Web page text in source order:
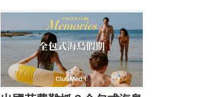
攻投顧、投信打造下一代